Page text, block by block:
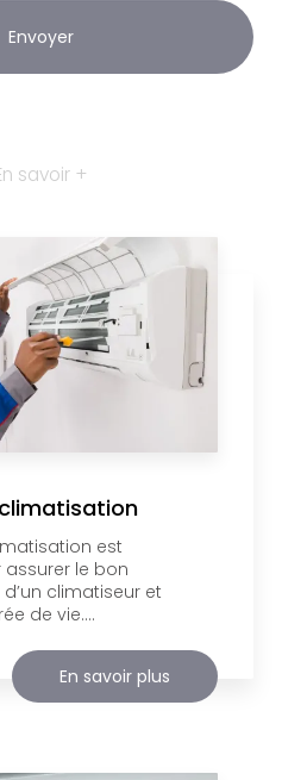
savoir +
est
le bon
climatiseur et
de vie....
En savoir plus